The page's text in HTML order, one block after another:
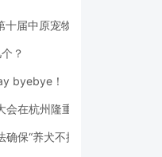
届中原宠物展专业观众预登
？
byebye！
在杭州隆重开幕
保“养犬不掉链”